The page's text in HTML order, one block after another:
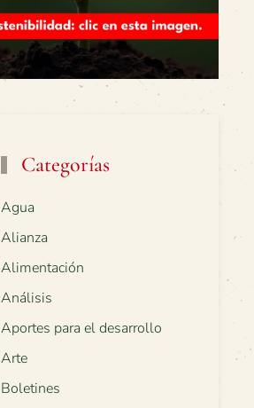
Categorías
Agua
Alianza
Alimentación
Análisis
Aportes para el desarrollo
Arte
Boletines